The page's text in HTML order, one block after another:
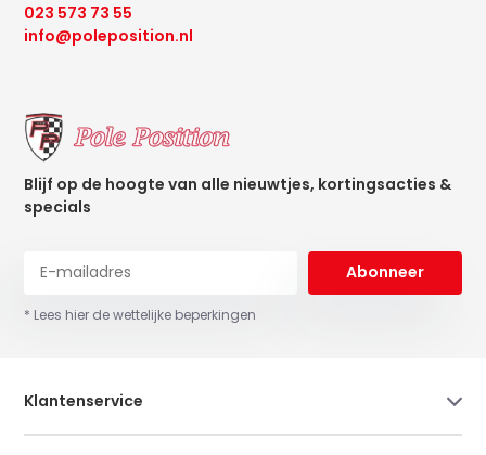
023 573 73 55
info@poleposition.nl
Blijf op de hoogte van alle nieuwtjes, kortingsacties &
specials
Abonneer
* Lees hier de wettelijke beperkingen
Klantenservice